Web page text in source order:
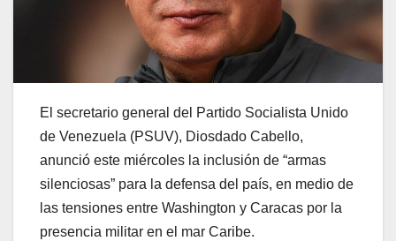
El secretario general del Partido Socialista Unido
de Venezuela (PSUV), Diosdado Cabello,
anunció este miércoles la inclusión de “armas
silenciosas” para la defensa del país, en medio de
las tensiones entre Washington y Caracas por la
presencia militar en el mar Caribe.